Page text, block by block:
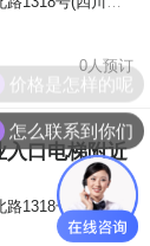
0人预订
入口电梯附近
川北路地铁站2号口旁)
怎么联系到你们